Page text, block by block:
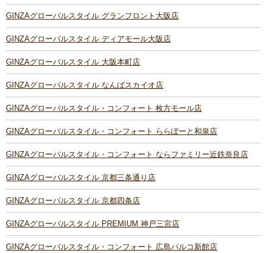
GINZAグローバルスタイル グランフロント大阪店
GINZAグローバルスタイル ディアモール大阪店
GINZAグローバルスタイル 大阪本町店
GINZAグローバルスタイル なんばスカイオ店
GINZAグローバルスタイル・コンフォート 枚方モール店
GINZAグローバルスタイル・コンフォート ららぽーと和泉店
GINZAグローバルスタイル・コンフォート ならファミリー近鉄奈良店
GINZAグローバルスタイル 京都三条通り店
GINZAグローバルスタイル 京都四条店
GINZAグローバルスタイル PREMIUM 神戸三宮店
GINZAグローバルスタイル・コンフォート 広島パルコ新館店